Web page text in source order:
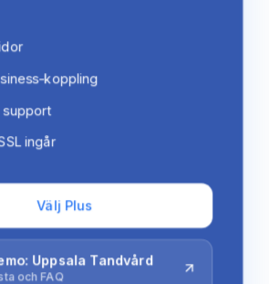
koppling
support
ingår
Välj Plus
Uppsala Tandvård
och FAQ